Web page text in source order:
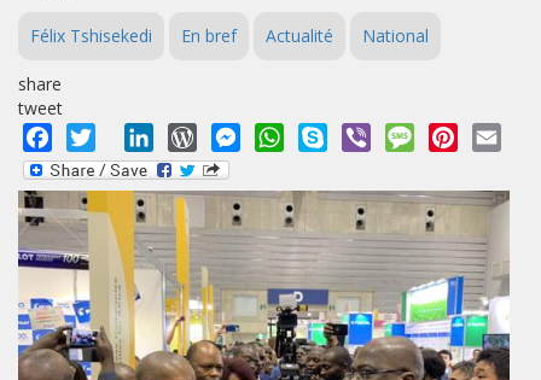
Félix Tshisekedi En bref Actualité National
share
tweet
Facebook
Twitter LinkedInWordPressMessengerWhatsApp
Skype Viber MessagePinterest